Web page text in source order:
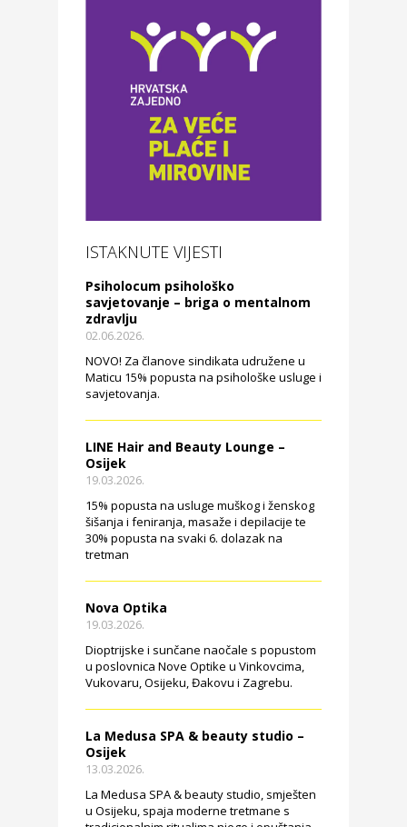
ISTAKNUTE VIJESTI
Psiholocum psihološko
savjetovanje – briga o mentalnom
zdravlju
02.06.2026.
NOVO! Za članove sindikata udružene u
Maticu 15% popusta na psihološke usluge i
savjetovanja.
LINE Hair and Beauty Lounge –
Osijek
19.03.2026.
15% popusta na usluge muškog i ženskog
šišanja i feniranja, masaže i depilacije te
30% popusta na svaki 6. dolazak na
tretman
Nova Optika
19.03.2026.
Dioptrijske i sunčane naočale s popustom
u poslovnica Nove Optike u Vinkovcima,
Vukovaru, Osijeku, Đakovu i Zagrebu.
La Medusa SPA & beauty studio –
Osijek
13.03.2026.
La Medusa SPA & beauty studio, smješten
u Osijeku, spaja moderne tretmane s